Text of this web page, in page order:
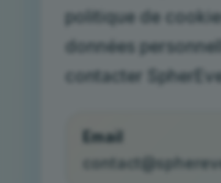
politique de
données
contacter
Email